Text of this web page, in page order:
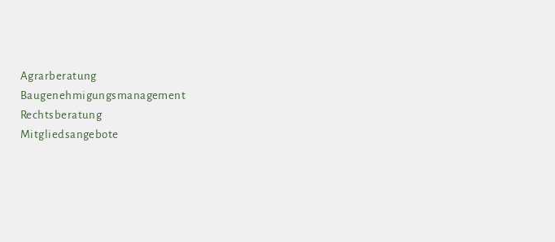
Agrarberatung
Baugenehmigungsmanagement
Rechtsberatung
Mitgliedsangebote